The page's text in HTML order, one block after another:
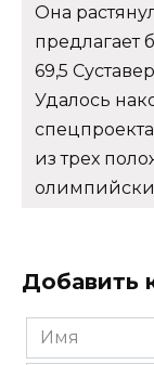
Она
предлагает
69,5
Удалось
из трех
Добавить
Имя
*